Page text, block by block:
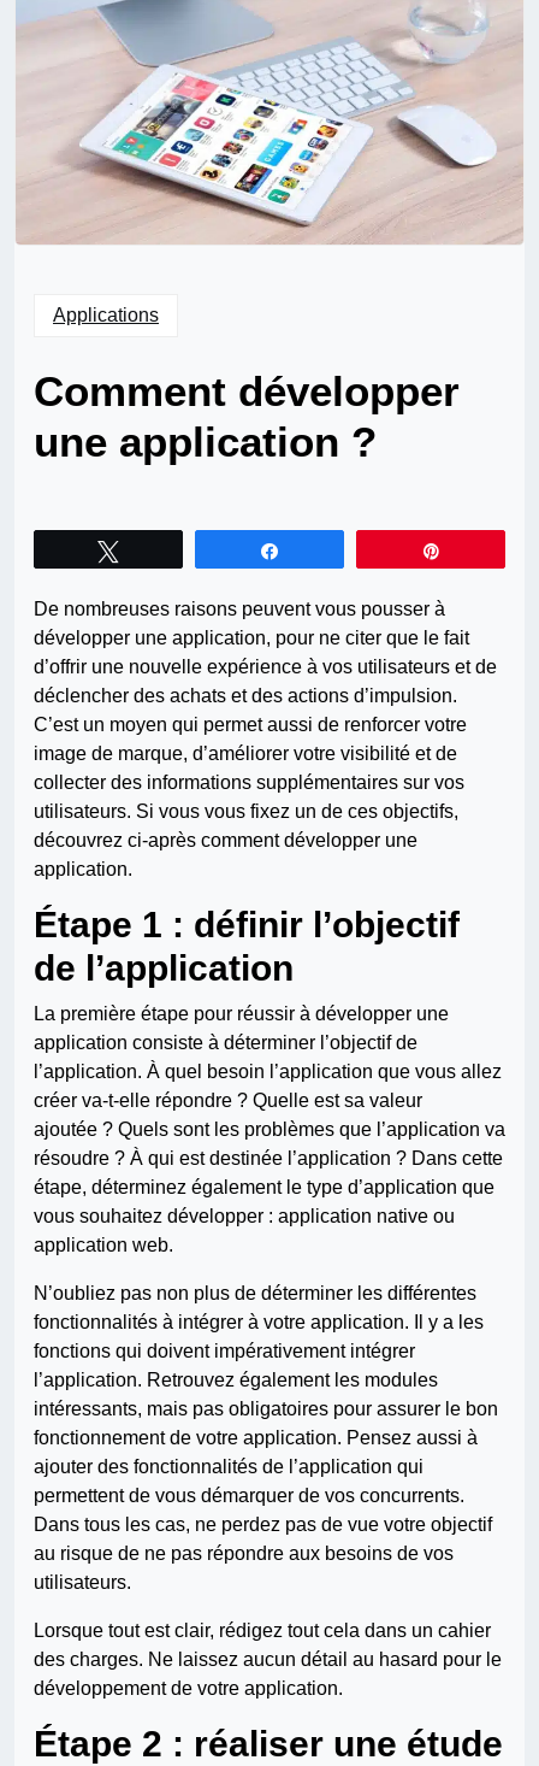
Applications
Comment développer
une application ?
De nombreuses raisons peuvent vous pousser à
développer une application, pour ne citer que le fait
d’offrir une nouvelle expérience à vos utilisateurs et de
déclencher des achats et des actions d’impulsion.
C’est un moyen qui permet aussi de renforcer votre
image de marque, d’améliorer votre visibilité et de
collecter des informations supplémentaires sur vos
utilisateurs. Si vous vous fixez un de ces objectifs,
découvrez ci-après comment développer une
application.
Étape 1 : définir l’objectif
de l’application
La première étape pour réussir à développer une
application consiste à déterminer l’objectif de
l’application. À quel besoin l’application que vous allez
créer va-t-elle répondre ? Quelle est sa valeur
ajoutée ? Quels sont les problèmes que l’application va
résoudre ? À qui est destinée l’application ? Dans cette
étape, déterminez également le type d’application que
vous souhaitez développer : application native ou
application web.
N’oubliez pas non plus de déterminer les différentes
fonctionnalités à intégrer à votre application. Il y a les
fonctions qui doivent impérativement intégrer
l’application. Retrouvez également les modules
intéressants, mais pas obligatoires pour assurer le bon
fonctionnement de votre application. Pensez aussi à
ajouter des fonctionnalités de l’application qui
permettent de vous démarquer de vos concurrents.
Dans tous les cas, ne perdez pas de vue votre objectif
au risque de ne pas répondre aux besoins de vos
utilisateurs.
Lorsque tout est clair, rédigez tout cela dans un cahier
des charges. Ne laissez aucun détail au hasard pour le
développement de votre application.
Étape 2 : réaliser une étude